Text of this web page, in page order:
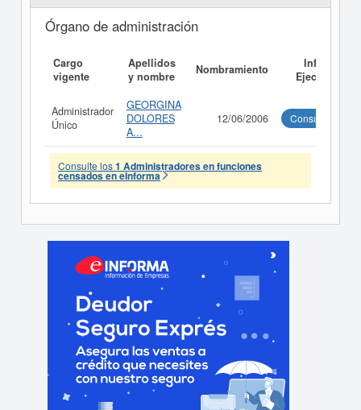
Órgano de administración
Cargo
vigente
Apellidos
y nombre
Nombramiento
Informe
Ejecutivo
Administrador
Único
GEORGINA
DOLORES
A...
12/06/2006 Consultar
Consulte los1 Administradores en funciones
censados en eInforma